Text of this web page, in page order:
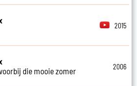
2015
die mooie zomer
2006